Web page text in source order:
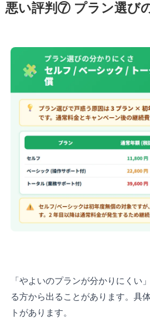
悪い評判⑦ プラン選び
「やよいのプランが分かりにくい
る方から出ることがあります。具
トがあります。